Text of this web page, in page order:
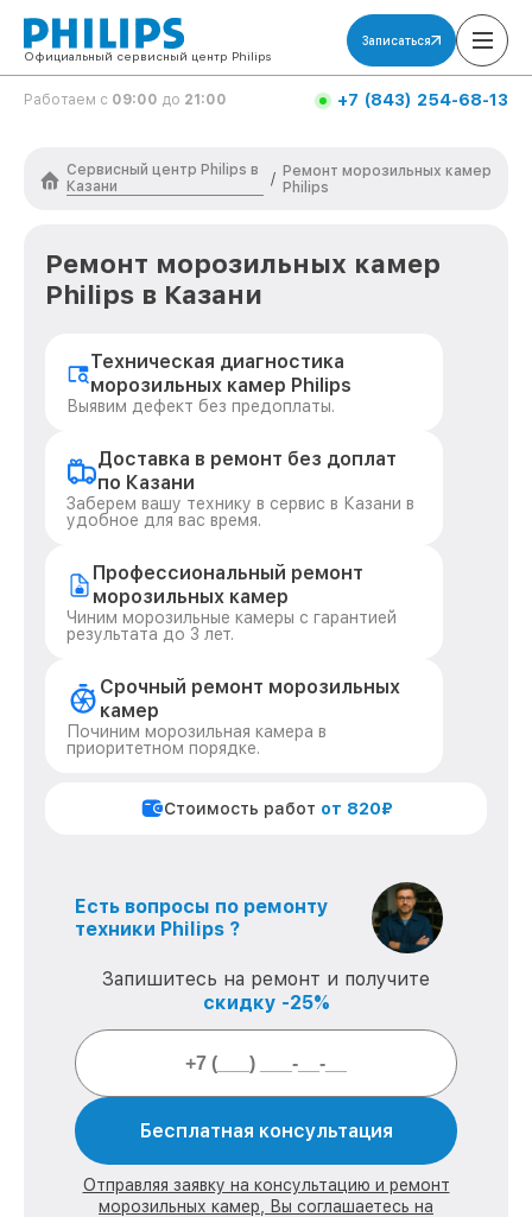
Официальный сервисный центр Philips
Записаться
Работаем с 09:00 до 21:00 +7 (843) 254-68-13
Сервисный центр Philips в
Казани
/ Ремонт морозильных камер
Philips
Ремонт морозильных камер
Philips в Казани
Техническая диагностика
морозильных камер Philips
Выявим дефект без предоплаты.
Доставка в ремонт без доплат
по Казани
Заберем вашу технику в сервис в Казани в
удобное для вас время.
Профессиональный ремонт
морозильных камер
Чиним морозильные камеры с гарантией
результата до 3 лет.
Срочный ремонт морозильных
камер
Починим морозильная камера в
приоритетном порядке.
Стоимость работ от 820₽
Есть вопросы по ремонту
техники Philips ?
Запишитесь на ремонт и получите
скидку -25%
Бесплатная консультация
Отправляя заявку на консультацию и ремонт
морозильных камер, Вы соглашаетесь на